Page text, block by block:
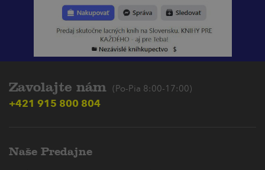
Zavolajte nám (Po-Pia 8:00-17:00)
+421 915 800 804
Naše Predajne